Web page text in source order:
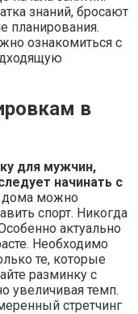
знаний, бросают
планирования.
ознакомиться с
в
для мужчин,
начинать с
можно
спорт. Никогда
актуально
Необходимо
те, которые
разминку с
увеличивая темп.
стретчинг